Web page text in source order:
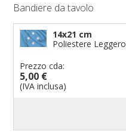
Bandiere da tavolo
14x21 cm
Poliestere Leggero
Prezzo cda:
5,00 €
(IVA inclusa)